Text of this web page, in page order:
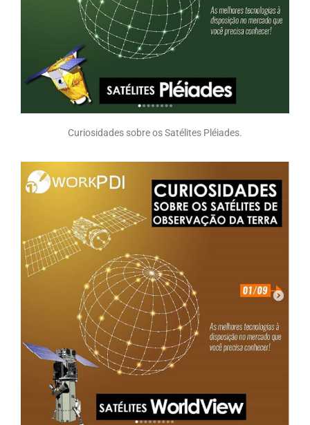
Curiosidades sobre os Satélites Pléiades.